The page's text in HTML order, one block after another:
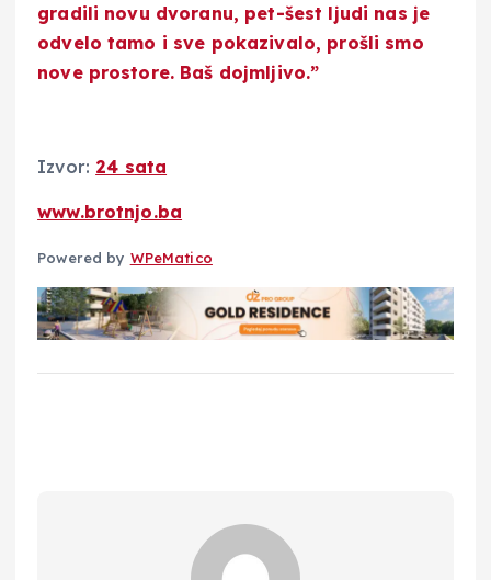
gradili novu dvoranu, pet-šest ljudi nas je
odvelo tamo i sve pokazivalo, prošli smo
nove prostore. Baš dojmljivo.”
Izvor: 24 sata
www.brotnjo.ba
Powered by WPeMatico